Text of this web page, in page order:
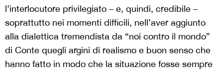
l’interlocutore privilegiato ­– e, quindi, credibile –
soprattutto nei momenti difficili, nell’aver aggiunto
alla dialettica tremendista da “noi contro il mondo”
di Conte quegli argini di realismo e buon senso che
hanno fatto in modo che la situazione fosse sempre